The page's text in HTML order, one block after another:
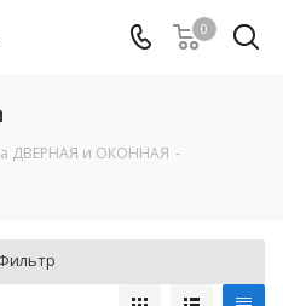
0
ДВЕРНАЯ и ОКОННАЯ -